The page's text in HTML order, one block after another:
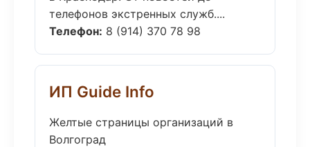
телефонов экстренных служб....
Телефон: 8 (914) 370 78 98
ИП Guide Info
Желтые страницы организаций в
Волгоград